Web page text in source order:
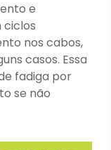
e
ciclos
nos cabos,
casos. Essa
fadiga por
se não